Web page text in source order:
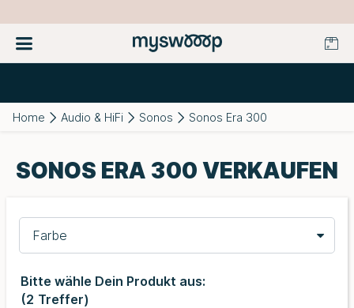
Home Audio & HiFi Sonos Sonos Era 300
SONOS ERA 300 VERKAUFEN
Farbe
Bitte wähle Dein Produkt aus:
(2 Treffer)